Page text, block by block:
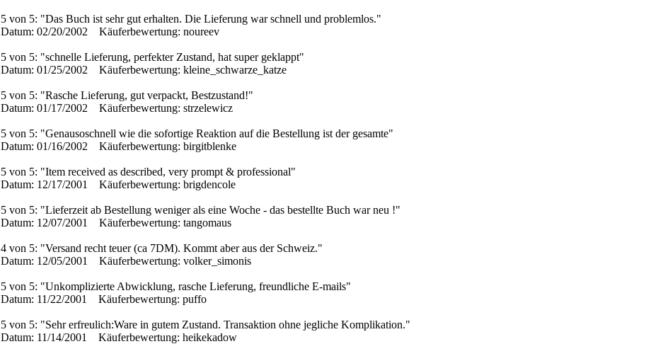
5 von 5: "Das Buch ist sehr gut erhalten. Die Lieferung war schnell und problemlos."
Datum: 02/20/2002 Käuferbewertung: noureev
5 von 5: "schnelle Lieferung, perfekter Zustand, hat super geklappt"
Datum: 01/25/2002 Käuferbewertung: kleine_schwarze_katze
5 von 5: "Rasche Lieferung, gut verpackt, Bestzustand!"
Datum: 01/17/2002 Käuferbewertung: strzelewicz
5 von 5: "Genausoschnell wie die sofortige Reaktion auf die Bestellung ist der gesamte"
Datum: 01/16/2002 Käuferbewertung: birgitblenke
5 von 5: "Item received as described, very prompt & professional"
Datum: 12/17/2001 Käuferbewertung: brigdencole
5 von 5: "Lieferzeit ab Bestellung weniger als eine Woche - das bestellte Buch war neu !"
Datum: 12/07/2001 Käuferbewertung: tangomaus
4 von 5: "Versand recht teuer (ca 7DM). Kommt aber aus der Schweiz."
Datum: 12/05/2001 Käuferbewertung: volker_simonis
5 von 5: "Unkomplizierte Abwicklung, rasche Lieferung, freundliche E-mails"
Datum: 11/22/2001 Käuferbewertung: puffo
5 von 5: "Sehr erfreulich:Ware in gutem Zustand. Transaktion ohne jegliche Komplikation."
Datum: 11/14/2001 Käuferbewertung: heikekadow